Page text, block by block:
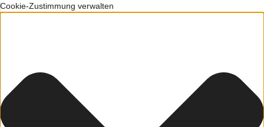
Cookie-Zustimmung verwalten